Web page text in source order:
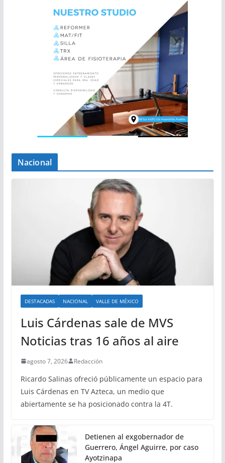
Nacional
DESTACADAS NACIONAL VALLE DE MÉXICO
Luis Cárdenas sale de MVS
Noticias tras 16 años al aire
agosto 7, 2026 Redacción
Ricardo Salinas ofreció públicamente un espacio para
Luis Cárdenas en TV Azteca, un medio que
abiertamente se ha posicionado contra la 4T.
Detienen al exgobernador de
Guerrero, Ángel Aguirre, por caso
Ayotzinapa